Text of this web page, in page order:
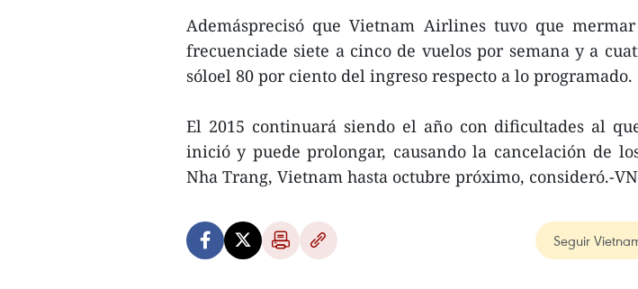
Ademásprecisó que Vietnam Airlines tuvo que
frecuenciade siete a cinco de vuelos por semana y a
sóloel 80 por ciento del ingreso respecto a lo programado.
El 2015 continuará siendo el año con dificultades al
inició y puede prolongar, causando la cancelación de
Nha Trang, Vietnam hasta octubre próximo, consideró.-
Seguir